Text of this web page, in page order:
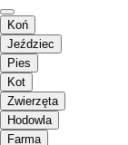
Koń
Jeździec
Pies
Kot
Zwierzęta
Hodowla
Farma